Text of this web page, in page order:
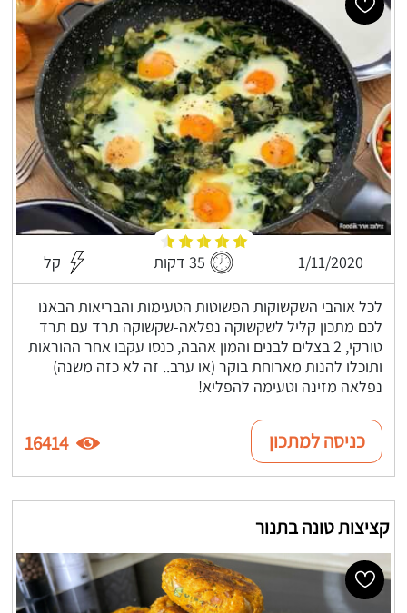
1/11/2020 35 דקות קל
לכל אוהבי השקשוקות הפשוטות הטעימות והבריאות הבאנו
לכם מתכון קליל לשקשוקה נפלאה-שקשוקה תרד עם תרד
טורקי, 2 בצלים לבנים והמון אהבה, כנסו עקבו אחר ההוראות
ותוכלו להנות מארוחת בוקר (או ערב.. זה לא כזה משנה)
נפלאה מזינה וטעימה להפליא!
כניסה למתכון 16414
קציצות טונה בתנור